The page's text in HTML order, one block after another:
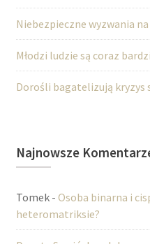
Niebezpieczne wyzwania
Młodzi ludzie są coraz
Dorośli bagatelizują kryzys
Najnowsze
Tomek- Osoba binarna i
heteromatriksie?